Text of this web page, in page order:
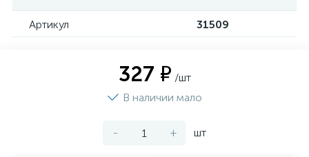
Артикул 31509
327 ₽ /шт
В наличии мало
- + шт